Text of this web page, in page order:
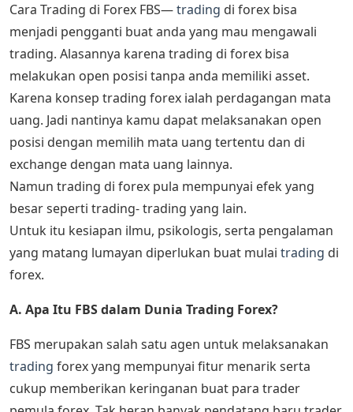
Cara Trading di Forex FBS—trading di forex bisa
menjadi pengganti buat anda yang mau mengawali
trading. Alasannya karena trading di forex bisa
melakukan open posisi tanpa anda memiliki asset.
Karena konsep trading forex ialah perdagangan mata
uang. Jadi nantinya kamu dapat melaksanakan open
posisi dengan memilih mata uang tertentu dan di
exchange dengan mata uang lainnya.
Namun trading di forex pula mempunyai efek yang
besar seperti trading- trading yang lain.
Untuk itu kesiapan ilmu, psikologis, serta pengalaman
yang matang lumayan diperlukan buat mulai trading di
forex.
A. Apa Itu FBS dalam Dunia Trading Forex?
FBS merupakan salah satu agen untuk melaksanakan
trading forex yang mempunyai fitur menarik serta
cukup memberikan keringanan buat para trader